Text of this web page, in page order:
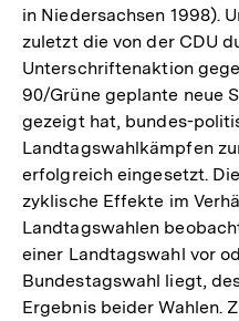
in Niedersachsen 1998).
zuletzt die von der CDU
Unterschriftenaktion
90/Grüne geplante neue
gezeigt hat, bundes-
Landtagswahlkämpfen
erfolgreich eingesetzt.
zyklische Effekte im
Landtagswahlen
einer Landtagswahl vor
Bundestagswahl liegt,
Ergebnis beider Wahlen.